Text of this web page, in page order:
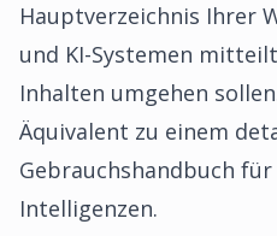
Hauptverzeichnis Ihrer
und KI-Systemen
Inhalten umgehen
Äquivalent zu einem
Gebrauchshandbuch
Intelligenzen.